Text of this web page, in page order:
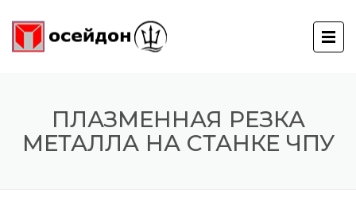
ПЛАЗМЕННАЯ РЕЗКА
МЕТАЛЛА НА СТАНКЕ ЧПУ